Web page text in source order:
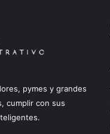
pymes y grandes
cumplir con sus